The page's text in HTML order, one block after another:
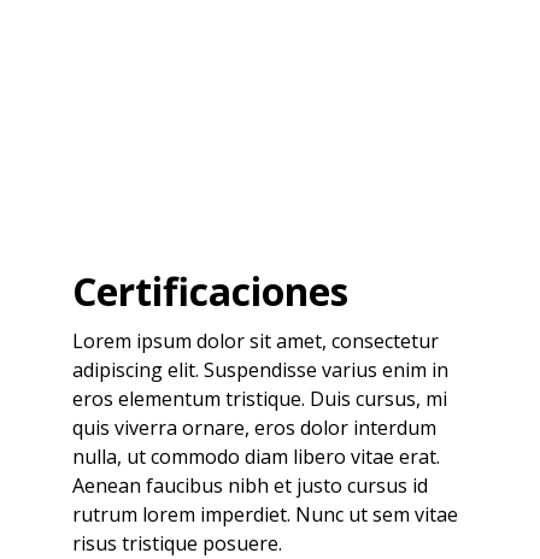
Certificaciones
Lorem ipsum dolor sit amet, consectetur
adipiscing elit. Suspendisse varius enim in
eros elementum tristique. Duis cursus, mi
quis viverra ornare, eros dolor interdum
nulla, ut commodo diam libero vitae erat.
Aenean faucibus nibh et justo cursus id
rutrum lorem imperdiet. Nunc ut sem vitae
risus tristique posuere.